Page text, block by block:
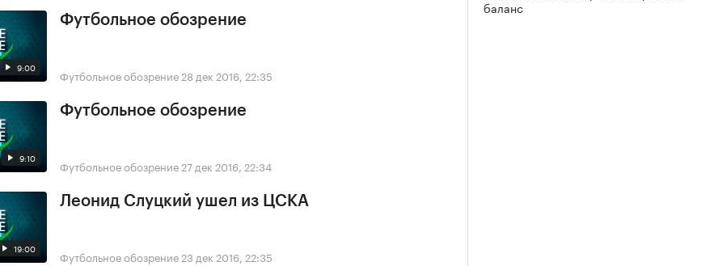
9:00
Футбольное обозрение
Футбольное обозрение 28 дек 2016, 22:35
9:10
Футбольное обозрение
Футбольное обозрение 27 дек 2016, 22:34
19:00
Леонид Слуцкий ушел из ЦСКА
Футбольное обозрение 23 дек 2016, 22:35
баланс